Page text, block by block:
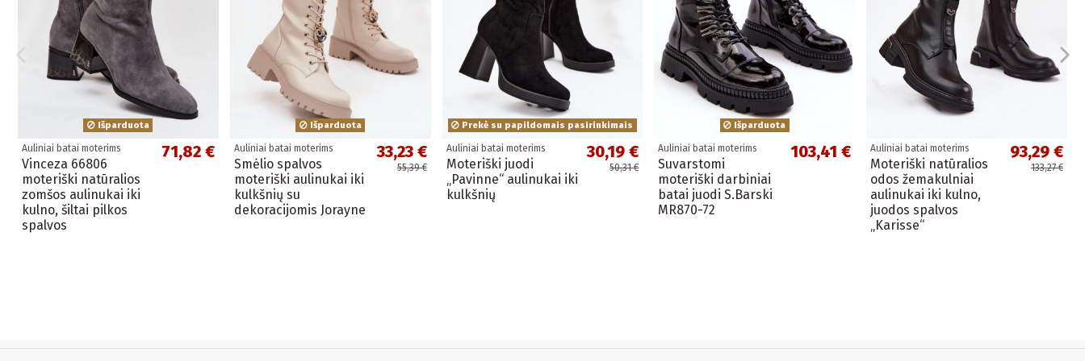
Išparduota
Auliniai batai moterims
Vinceza 66806
moteriški natūralios
zomšos aulinukai iki
kulno, šiltai pilkos
spalvos
71,82 €
Išparduota
Auliniai batai moterims
Smėlio spalvos
moteriški aulinukai iki
kulkšnių su
dekoracijomis Jorayne
33,23 €
55,39 €
Prekė su papildomais pasirinkimais
Auliniai batai moterims
Moteriški juodi
„Pavinne“ aulinukai iki
kulkšnių
30,19 €
50,31 €
Išparduota
Auliniai batai moterims
Suvarstomi
moteriški darbiniai
batai juodi S.Barski
MR870-72
103,41 € Auliniai batai moterims
Moteriški natūralios
odos žemakulniai
aulinukai iki kulno,
juodos spalvos
„Karisse“
93,29 €
133,27 €